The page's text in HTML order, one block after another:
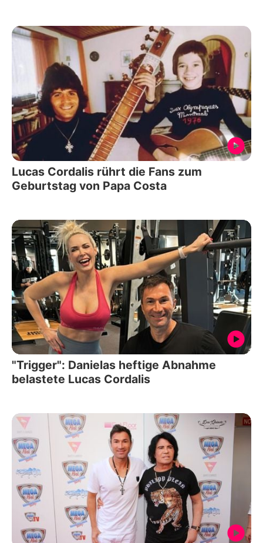
Lucas Cordalis rührt die Fans zum
Geburtstag von Papa Costa
"Trigger": Danielas heftige Abnahme
belastete Lucas Cordalis